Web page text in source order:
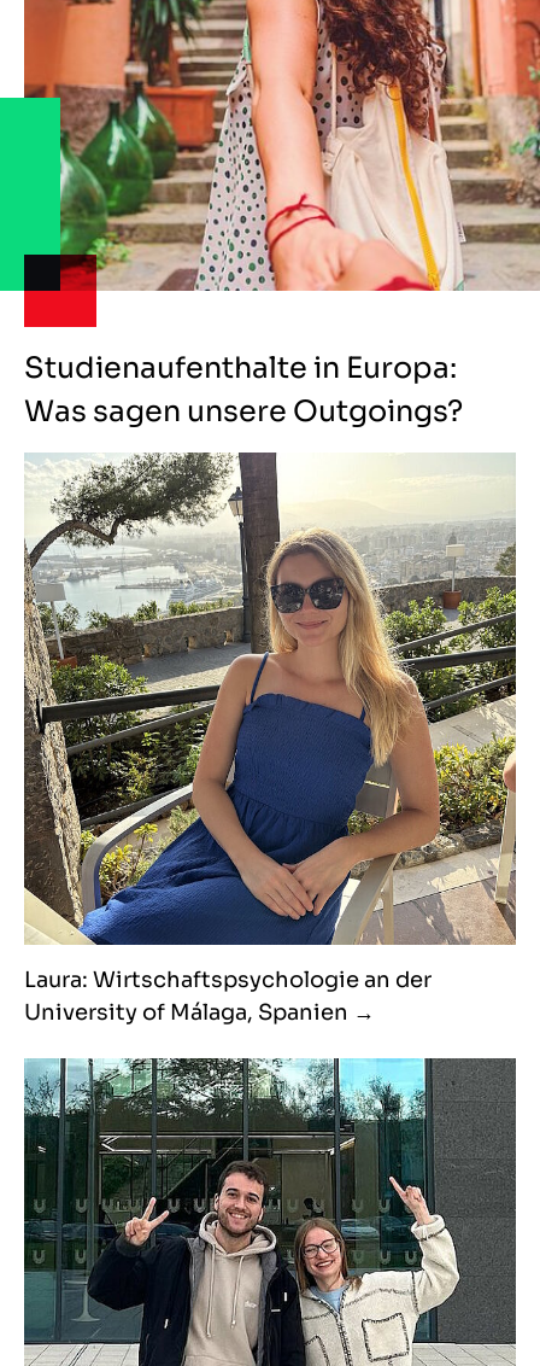
Studienaufenthalte in Europa:
Was sagen unsere Outgoings?
Laura: Wirtschaftspsychologie an der
University of Málaga, Spanien